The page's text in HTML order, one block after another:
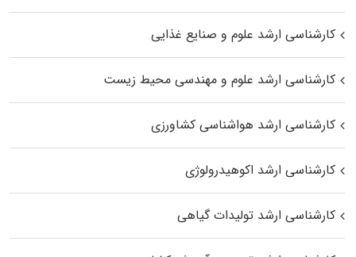
کارشناسی ارشد علوم و صنایع غذایی
کارشناسی ارشد علوم و مهندسی محیط زیست
کارشناسی ارشد هواشناسی کشاورزی
کارشناسی ارشد اکوهیدرولوژی
کارشناسی ارشد تولیدات گیاهی